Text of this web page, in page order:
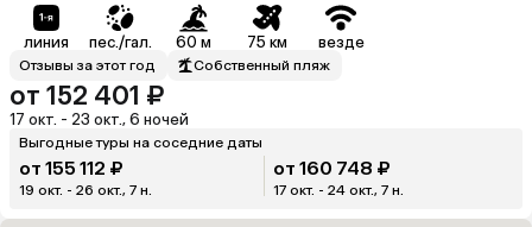
линия пес./гал. 60 м 75 км везде
Отзывы за этот год Собственный пляж
от 152 401 ₽
17 окт. - 23 окт., 6 ночей
Выгодные туры на соседние даты
от 155 112 ₽
19 окт. - 26 окт., 7 н.
от 160 748 ₽
17 окт. - 24 окт., 7 н.